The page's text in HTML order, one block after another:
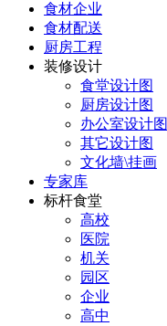
食材企业
食材配送
厨房工程
装修设计
食堂设计图
厨房设计图
办公室设计图
其它设计图
文化墙\挂画
专家库
标杆食堂
高校
医院
机关
园区
企业
高中